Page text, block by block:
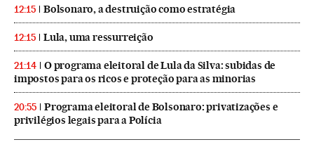
12:15 Bolsonaro, a destruição como estratégia
12:15 Lula, uma ressurreição
21:14
O programa eleitoral de Lula da Silva: subidas de
impostos para os ricos e proteção para as minorias
20:55
Programa eleitoral de Bolsonaro: privatizações e
privilégios legais para a Polícia